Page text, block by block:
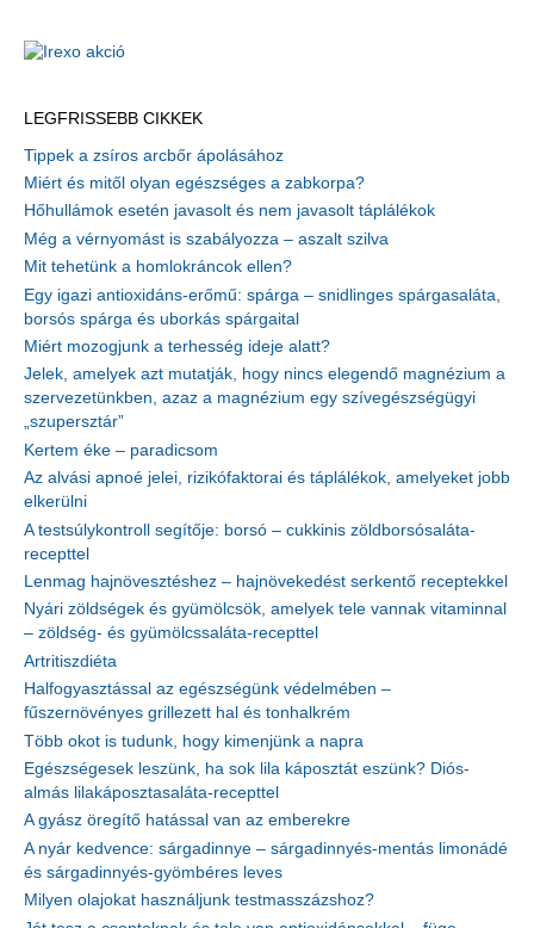
LEGFRISSEBB CIKKEK
Tippek a zsíros arcbőr ápolásához
Miért és mitől olyan egészséges a zabkorpa?
Hőhullámok esetén javasolt és nem javasolt táplálékok
Még a vérnyomást is szabályozza – aszalt szilva
Mit tehetünk a homlokráncok ellen?
Egy igazi antioxidáns-erőmű: spárga – snidlinges spárgasaláta,
borsós spárga és uborkás spárgaital
Miért mozogjunk a terhesség ideje alatt?
Jelek, amelyek azt mutatják, hogy nincs elegendő magnézium a
szervezetünkben, azaz a magnézium egy szívegészségügyi
„szupersztár”
Kertem éke – paradicsom
Az alvási apnoé jelei, rizikófaktorai és táplálékok, amelyeket jobb
elkerülni
A testsúlykontroll segítője: borsó – cukkinis zöldborsósaláta-
recepttel
Lenmag hajnövesztéshez – hajnövekedést serkentő receptekkel
Nyári zöldségek és gyümölcsök, amelyek tele vannak vitaminnal
– zöldség- és gyümölcssaláta-recepttel
Artritiszdiéta
Halfogyasztással az egészségünk védelmében –
fűszernövényes grillezett hal és tonhalkrém
Több okot is tudunk, hogy kimenjünk a napra
Egészségesek leszünk, ha sok lila káposztát eszünk? Diós-
almás lilakáposztasaláta-recepttel
A gyász öregítő hatással van az emberekre
A nyár kedvence: sárgadinnye – sárgadinnyés-mentás limonádé
és sárgadinnyés-gyömbéres leves
Milyen olajokat használjunk testmasszázshoz?